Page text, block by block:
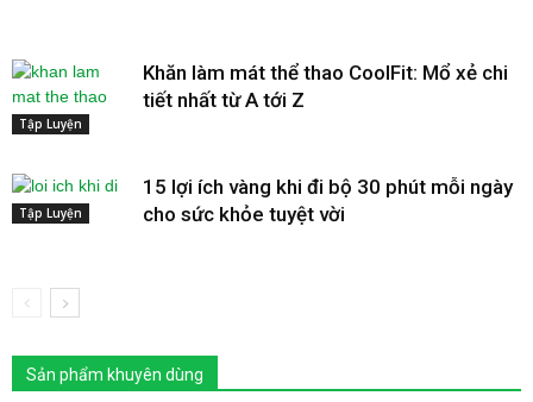
Tập Luyện
Khăn làm mát thể thao CoolFit: Mổ xẻ chi
tiết nhất từ A tới Z
Tập Luyện
15 lợi ích vàng khi đi bộ 30 phút mỗi ngày
cho sức khỏe tuyệt vời
Sản phẩm khuyên dùng